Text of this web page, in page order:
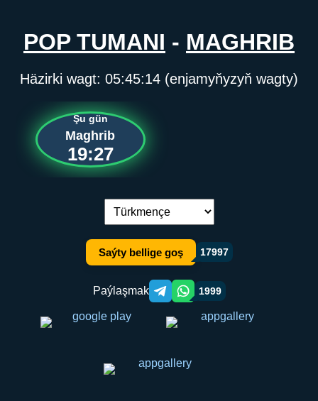
POP TUMANI - MAGHRIB
Häzirki wagt: 05:45:14 (enjamyňyzyň wagty)
Şu gün
Maghrib
19:27
Dil çalşyryş:
Saýty bellige goş 17997
Paýlaşmak Telegram orqali ulashish
WhatsApp orqali ulashish
1999